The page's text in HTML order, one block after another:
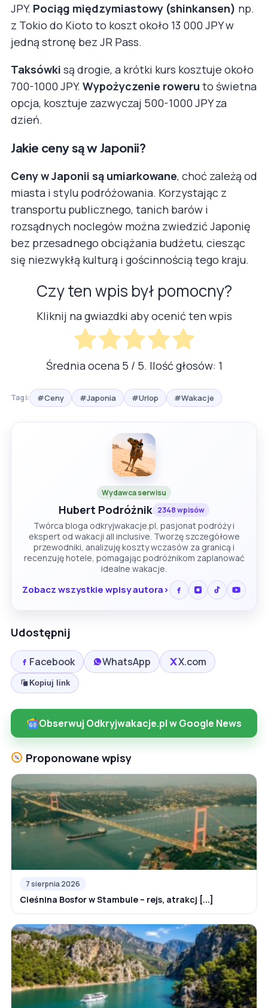
JPY. Pociąg międzymiastowy (shinkansen) np.
z Tokio do Kioto to koszt około 13 000 JPY w
jedną stronę bez JR Pass.
Taksówki są drogie, a krótki kurs kosztuje około
700-1000 JPY. Wypożyczenie roweru to świetna
opcja, kosztuje zazwyczaj 500-1000 JPY za
dzień.
Jakie ceny są w Japonii?
Ceny w Japonii są umiarkowane, choć zależą od
miasta i stylu podróżowania. Korzystając z
transportu publicznego, tanich barów i
rozsądnych noclegów można zwiedzić Japonię
bez przesadnego obciążania budżetu, ciesząc
się niezwykłą kulturą i gościnnością tego kraju.
Czy ten wpis był pomocny?
Kliknij na gwiazdki aby ocenić ten wpis
Średnia ocena 5 / 5. Ilość głosów: 1
Tagi: #Ceny #Japonia #Urlop #Wakacje
Wydawca serwisu
Hubert Podróżnik 2348 wpisów
Twórca bloga odkryjwakacje.pl, pasjonat podróży i
ekspert od wakacji all inclusive. Tworzę szczegółowe
przewodniki, analizuję koszty wczasów za granicą i
recenzuję hotele, pomagając podróżnikom zaplanować
idealne wakacje.
Zobacz wszystkie wpisy autora
Udostępnij
Facebook WhatsApp X.com
Kopiuj link
Obserwuj Odkryjwakacje.pl w Google News
Proponowane wpisy
7 sierpnia 2026
Cieśnina Bosfor w Stambule – rejs, atrakcj [...]